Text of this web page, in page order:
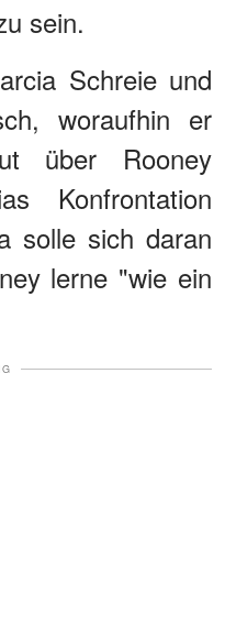
sein.
Schreie und
woraufhin er
über Rooney
Konfrontation
solle sich daran
lerne "wie ein